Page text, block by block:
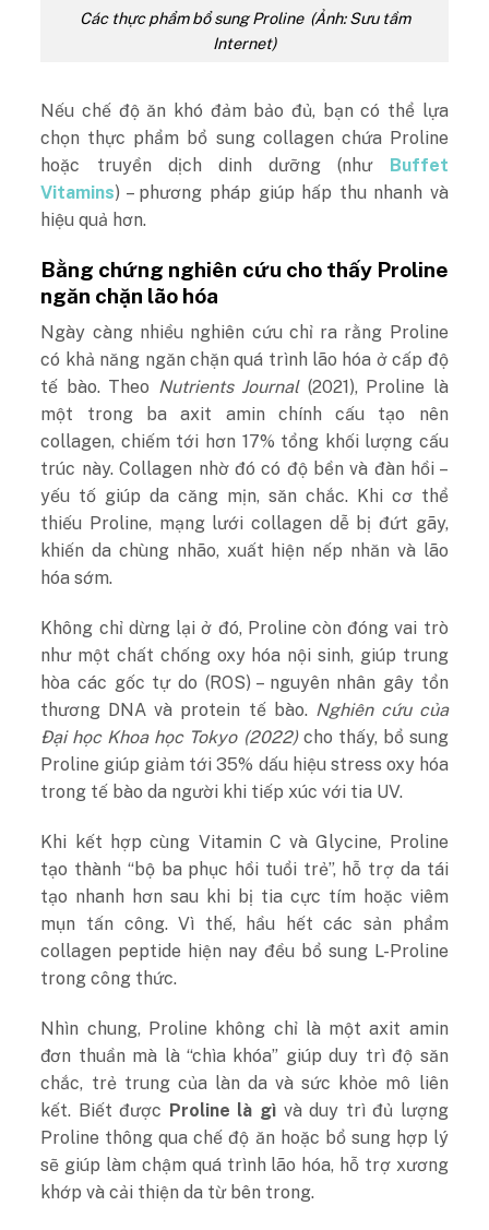
Các thực phẩm bổ sung Proline (Ảnh: Sưu tầm
Internet)
Nếu chế độ ăn khó đảm bảo đủ, bạn có thể lựa
chọn thực phẩm bổ sung collagen chứa Proline
hoặc truyền dịch dinh dưỡng (như Buffet
Vitamins) – phương pháp giúp hấp thu nhanh và
hiệu quả hơn.
Bằng chứng nghiên cứu cho thấy Proline
ngăn chặn lão hóa
Ngày càng nhiều nghiên cứu chỉ ra rằng Proline
có khả năng ngăn chặn quá trình lão hóa ở cấp độ
tế bào. Theo Nutrients Journal(2021), Proline là
một trong ba axit amin chính cấu tạo nên
collagen, chiếm tới hơn 17% tổng khối lượng cấu
trúc này. Collagen nhờ đó có độ bền và đàn hồi –
yếu tố giúp da căng mịn, săn chắc. Khi cơ thể
thiếu Proline, mạng lưới collagen dễ bị đứt gãy,
khiến da chùng nhão, xuất hiện nếp nhăn và lão
hóa sớm.
Không chỉ dừng lại ở đó, Proline còn đóng vai trò
như một chất chống oxy hóa nội sinh, giúp trung
hòa các gốc tự do (ROS) – nguyên nhân gây tổn
thương DNA và protein tế bào. Nghiên cứu của
Đại học Khoa học Tokyo (2022)cho thấy, bổ sung
Proline giúp giảm tới 35% dấu hiệu stress oxy hóa
trong tế bào da người khi tiếp xúc với tia UV.
Khi kết hợp cùng Vitamin C và Glycine, Proline
tạo thành “bộ ba phục hồi tuổi trẻ”, hỗ trợ da tái
tạo nhanh hơn sau khi bị tia cực tím hoặc viêm
mụn tấn công. Vì thế, hầu hết các sản phẩm
collagen peptide hiện nay đều bổ sung L-Proline
trong công thức.
Nhìn chung, Proline không chỉ là một axit amin
đơn thuần mà là “chìa khóa” giúp duy trì độ săn
chắc, trẻ trung của làn da và sức khỏe mô liên
kết. Biết được Proline là gì và duy trì đủ lượng
Proline thông qua chế độ ăn hoặc bổ sung hợp lý
sẽ giúp làm chậm quá trình lão hóa, hỗ trợ xương
khớp và cải thiện da từ bên trong.